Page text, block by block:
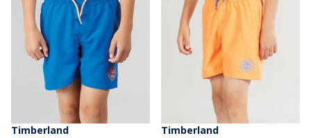
Timberland
Timberland